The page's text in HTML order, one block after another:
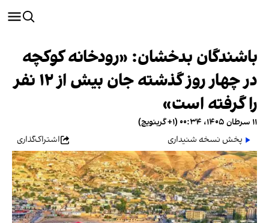
باشندگان بدخشان: «رودخانه کوکچه
در چهار روز گذشته جان بیش از ۱۲ نفر
را گرفته است»
۱۱ سرطان ۱۴۰۵، ۰۰:۳۴ (‎+۱ گرینویچ)
پخش نسخه شنیداری
اشتراک‌گذاری